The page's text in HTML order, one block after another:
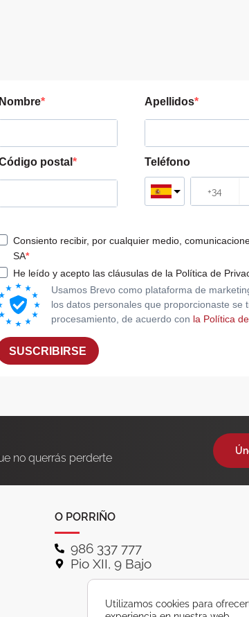
Nombre Apellidos
postal Teléfono
Consiento recibir, por cualquier medio,
SA
He leído y acepto las cláusulas de la Política de
Usamos Brevo como plataforma de
los datos personales que proporcionaste se
procesamiento, de acuerdo con la Política
SUSCRIBIRSE
no querrás perderte
O PORRIÑO
986 337 777
Pio XII, 9 Bajo
Utilizamos cookies para